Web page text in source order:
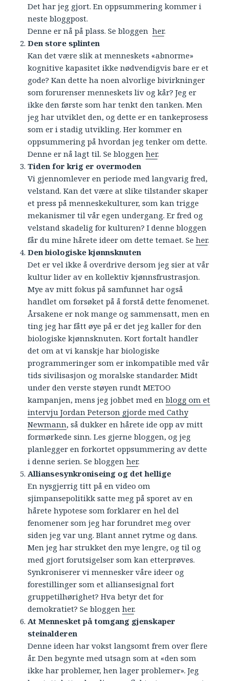
Det har jeg gjort. En oppsummering kommer i
neste bloggpost.
Denne er nå på plass. Se bloggenher.
Den store splinten
Kan det være slik at menneskets «abnorme»
kognitive kapasitet ikke nødvendigvis bare er et
gode? Kan dette ha noen alvorlige bivirkninger
som forurenser menneskets liv og kår? Jeg er
ikke den første som har tenkt den tanken. Men
jeg har utviklet den, og dette er en tankeprosess
som er i stadig utvikling. Her kommer en
oppsummering på hvordan jeg tenker om dette.
Denne er nå lagt til. Se bloggenher.
Tiden for krig er overmoden
Vi gjennomlever en periode med langvarig fred,
velstand. Kan det være at slike tilstander skaper
et press på menneskekulturer, som kan trigge
mekanismer til vår egen undergang. Er fred og
velstand skadelig for kulturen? I denne bloggen
får du mine hårete ideer om dette temaet. Seher.
Den biologiske kjønnsknuten
Det er vel ikke å overdrive dersom jeg sier at vår
kultur lider av en kollektiv kjønnsfrustrasjon.
Mye av mitt fokus på samfunnet har også
handlet om forsøket på å forstå dette fenomenet.
Årsakene er nok mange og sammensatt, men en
ting jeg har fått øye på er det jeg kaller for den
biologiske kjønnsknuten. Kort fortalt handler
det om at vi kanskje har biologiske
programmeringer som er inkompatible med vår
tids sivilisasjon og moralske standarder. Midt
under den verste støyen rundt METOO
kampanjen, mens jeg jobbet med enblogg om et
intervju Jordan Peterson gjorde med Cathy
Newmann, så dukker en hårete ide opp av mitt
formørkede sinn. Les gjerne bloggen, og jeg
planlegger en forkortet oppsummering av dette
i denne serien. Se bloggenher.
Alliansesynkroniseing og det hellige
En nysgjerrig titt på en video om
sjimpansepolitikk satte meg på sporet av en
hårete hypotese som forklarer en hel del
fenomener som jeg har forundret meg over
siden jeg var ung. Blant annet rytme og dans.
Men jeg har strukket den mye lengre, og til og
med gjort forutsigelser som kan etterprøves.
Synkroniserer vi mennesker våre ideer og
forestillinger som et alliansesignal fort
gruppetilhørighet? Hva betyr det for
demokratiet? Se bloggenher.
At Mennesket på tomgang gjenskaper
steinalderen
Denne ideen har vokst langsomt frem over flere
år. Den begynte med utsagn som at «den som
ikke har problemer, hen lager problemer». Jeg